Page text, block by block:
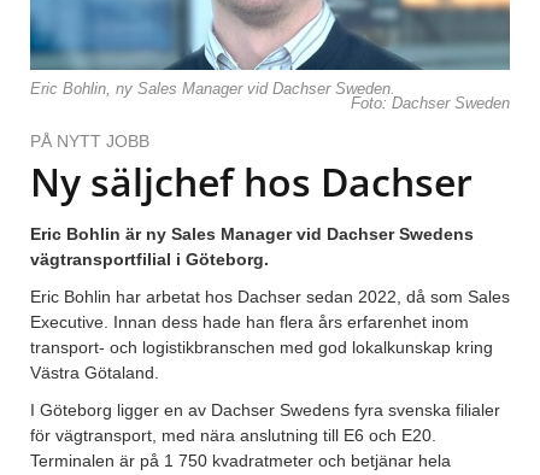
Eric Bohlin, ny Sales Manager vid Dachser Sweden.
Foto: Dachser Sweden
PÅ NYTT JOBB
Ny säljchef hos Dachser
Eric Bohlin är ny Sales Manager vid Dachser Swedens
vägtransportfilial i Göteborg.
Eric Bohlin har arbetat hos Dachser sedan 2022, då som Sales
Executive. Innan dess hade han flera års erfarenhet inom
transport- och logistikbranschen med god lokalkunskap kring
Västra Götaland.
I Göteborg ligger en av Dachser Swedens fyra svenska filialer
för vägtransport, med nära anslutning till E6 och E20.
Terminalen är på 1 750 kvadratmeter och betjänar hela